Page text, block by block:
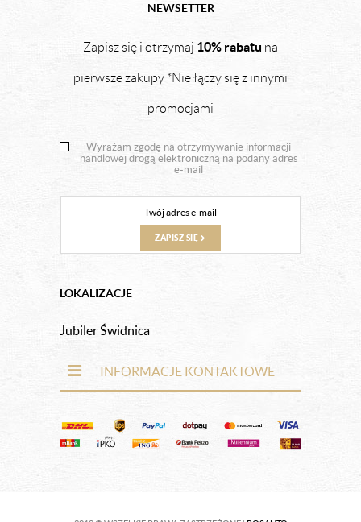
NEWSETTER
Zapisz się i otrzymaj 10% rabatu na
pierwsze zakupy *Nie łączy się z innymi
promocjami
Wyrażam zgodę na otrzymywanie informacji
handlowej drogą elektroniczną na podany adres
e-mail
ZAPISZ SIĘ
LOKALIZACJE
Jubiler Świdnica
INFORMACJE KONTAKTOWE